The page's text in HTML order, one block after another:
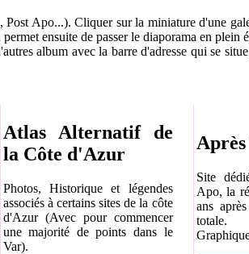
Post Apo...). Cliquer sur la miniature d'une
ensuite de passer le diaporama en plein
album avec la barre d'adresse qui se
Atlas Alternatif de
la Côte d'Azur
Photos, Historique et légendes
associés à certains sites de la côte
d'Azur (Avec pour commencer
une majorité de points dans le
Var).
Site
Apo, la
ans
totale.